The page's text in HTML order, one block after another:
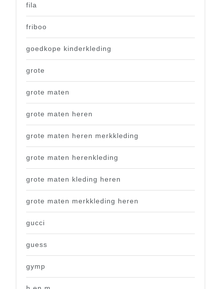
fila
friboo
goedkope kinderkleding
grote
grote maten
grote maten heren
grote maten heren merkkleding
grote maten herenkleding
grote maten kleding heren
grote maten merkkleding heren
gucci
guess
gymp